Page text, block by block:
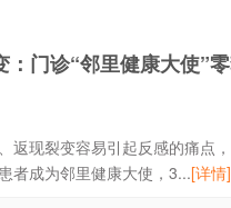
：门诊“邻里健康大使”
现裂变容易引起反感的痛点
者成为邻里健康大使，3...[详情]